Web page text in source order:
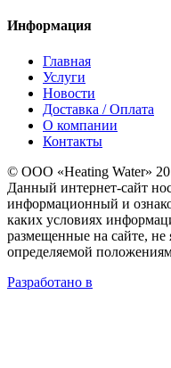
Информация
Главная
Услуги
Новости
Доставка / Оплата
О компании
Контакты
© ООО «Heating Water»
Данный интернет-сайт
информационный и
каких условиях
размещенные на сайте,
определяемой
Разработано в